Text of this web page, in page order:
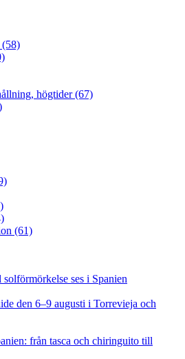
(58)
högtider (67)
(61)
ses i Spanien
den 6–9 augusti i Torrevieja och
från tasca och chiringuito till